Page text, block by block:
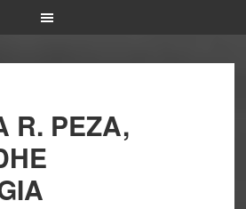
R. PEZA,